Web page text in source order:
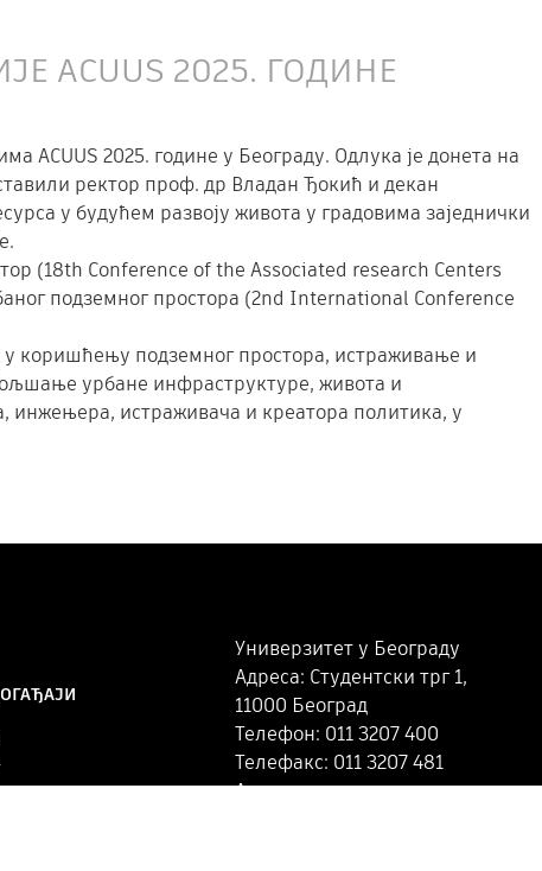
ACUUS 2025. ГОДИНЕ
ACUUS 2025. године у Београду. Одлука је донета на
ректор проф. др Владан Ђокић и декан
у будућем развоју живота у градовима заједнички
(18th Conference of the Associated research Centers
подземног простора (2nd International Conference
у коришћењу подземног простора, истраживање и
урбане инфраструктуре, живота и
инжењера, истраживача и креатора политика, у
Универзитет у Београду
Адреса: Студентски трг 1,
11000 Београд
Телефон: 011 3207 400
Телефакс: 011 3207 481
Адреса за доставу поште: